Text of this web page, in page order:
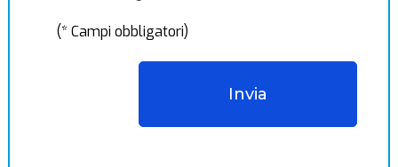
(* Campi obbligatori)